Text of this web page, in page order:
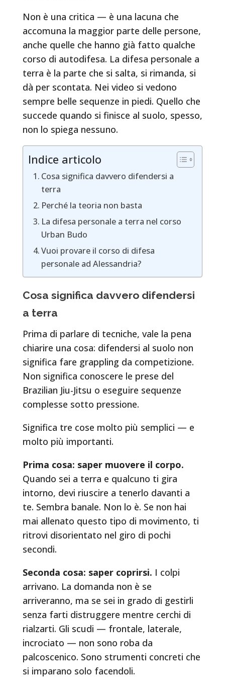
Non è una critica — è una lacuna che
accomuna la maggior parte delle persone,
anche quelle che hanno già fatto qualche
corso di autodifesa. La difesa personale a
terra è la parte che si salta, si rimanda, si
dà per scontata. Nei video si vedono
sempre belle sequenze in piedi. Quello che
succede quando si finisce al suolo, spesso,
non lo spiega nessuno.
Indice articolo
Cosa significa davvero difendersi a
terra
Perché la teoria non basta
La difesa personale a terra nel corso
Urban Budo
Vuoi provare il corso di difesa
personale ad Alessandria?
Cosa significa davvero difendersi
a terra
Prima di parlare di tecniche, vale la pena
chiarire una cosa: difendersi al suolo non
significa fare grappling da competizione.
Non significa conoscere le prese del
Brazilian Jiu-Jitsu o eseguire sequenze
complesse sotto pressione.
Significa tre cose molto più semplici — e
molto più importanti.
Prima cosa: saper muovere il corpo.
Quando sei a terra e qualcuno ti gira
intorno, devi riuscire a tenerlo davanti a
te. Sembra banale. Non lo è. Se non hai
mai allenato questo tipo di movimento, ti
ritrovi disorientato nel giro di pochi
secondi.
Seconda cosa: saper coprirsi. I colpi
arrivano. La domanda non è se
arriveranno, ma se sei in grado di gestirli
senza farti distruggere mentre cerchi di
rialzarti. Gli scudi — frontale, laterale,
incrociato — non sono roba da
palcoscenico. Sono strumenti concreti che
si imparano solo facendoli.